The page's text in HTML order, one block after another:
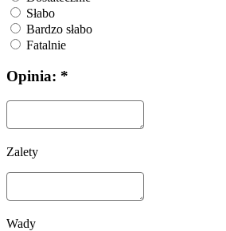
Słabo
Bardzo słabo
Fatalnie
Opinia: *
Zalety
Wady